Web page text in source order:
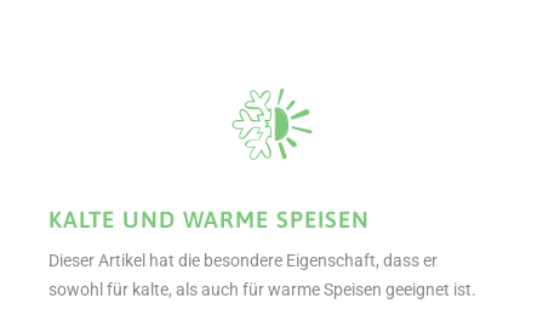
KALTE UND WARME SPEISEN
Dieser Artikel hat die besondere Eigenschaft, dass er
sowohl für kalte, als auch für warme Speisen geeignet ist.